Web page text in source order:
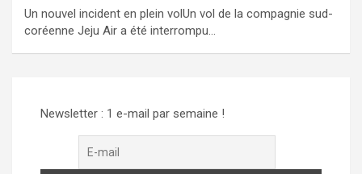
Un nouvel incident en plein volUn vol de la compagnie sud-
coréenne Jeju Air a été interrompu…
Newsletter : 1 e-mail par semaine !